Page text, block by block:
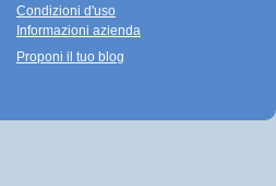
Condizioni d'uso
Informazioni azienda
Proponi il tuo blog